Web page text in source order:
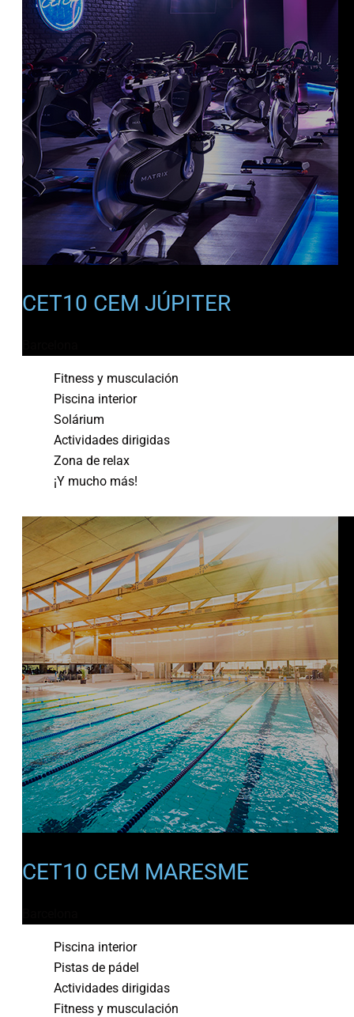
CET10 CEM JÚPITER
Fitness y musculación
Piscina interior
Solárium
Actividades dirigidas
Zona de relax
¡Y mucho más!
CET10 CEM MARESME
Piscina interior
Pistas de pádel
Actividades dirigidas
Fitness y musculación